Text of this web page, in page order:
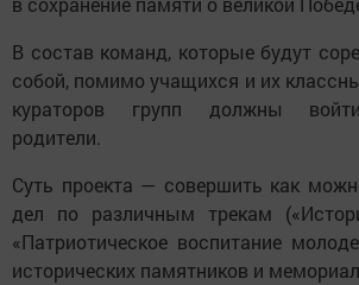
В состав команд, которые будут
собой, помимо учащихся и их
кураторов групп должны
родители.
Суть проекта — совершить как
дел по различным трекам
«Патриотическое воспитание
исторических памятников и